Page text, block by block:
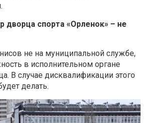
дворца спорта «Орленок» – не
не на муниципальной службе,
в исполнительном органе
В случае дисквалификации этого
делать.